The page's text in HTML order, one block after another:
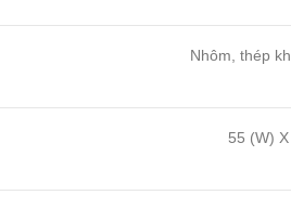
Nhôm, thép
55 (W)